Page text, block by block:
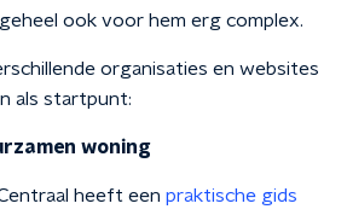
ook voor hem erg complex.
organisaties en websites
als startpunt:
woning
heeft een praktische gids